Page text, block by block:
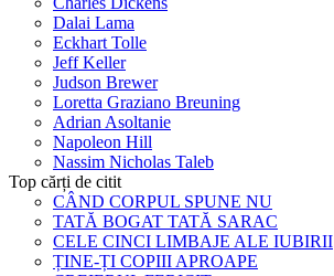
Dalai Lama
Eckhart Tolle
Jeff Keller
Judson Brewer
Loretta Graziano Breuning
Adrian Asoltanie
Napoleon Hill
Nassim Nicholas Taleb
Top cărți de citit
CÂND CORPUL SPUNE NU
TATĂ BOGAT TATĂ SARAC
CELE CINCI LIMBAJE ALE IUBIRII
ȚINE-ȚI COPIII APROAPE